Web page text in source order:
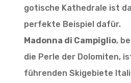
gotische Kathedrale ist
perfekte Beispiel dafür.
Madonna di Campiglio,
die Perle der Dolomiten,
führenden Skigebiete